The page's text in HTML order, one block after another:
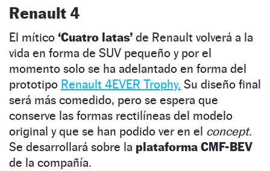
Renault 4
El mítico ‘Cuatro latas’ de Renault volverá a la
vida en forma de SUV pequeño y por el
momento solo se ha adelantado en forma del
prototipo Renault 4EVER Trophy. Su diseño final
será más comedido, pero se espera que
conserve las formas rectilíneas del modelo
original y que se han podido ver en el concept.
Se desarrollará sobre la plataforma CMF-BEV
de la compañía.